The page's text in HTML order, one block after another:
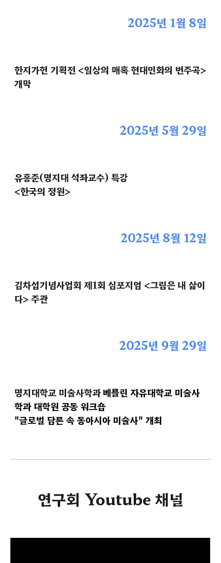
2025년 1월 8일
한지가헌 기획전 <일상의 매혹 현대민화의 변주곡>
개막
2025년 5월 29일
유홍준(명지대 석좌교수) 특강
<한국의 정원>
2025년 8월 12일
김차섭기념사업회 제1회 심포지엄 <그림은 내 삶이
다> 주관
2025년 9월 29일
명지대학교 미술사학과베를린 자유대학교 미술사
학과 대학원 공동 워크숍
"글로벌 담론 속 동아시아 미술사"개최
연구회 Youtube 채널